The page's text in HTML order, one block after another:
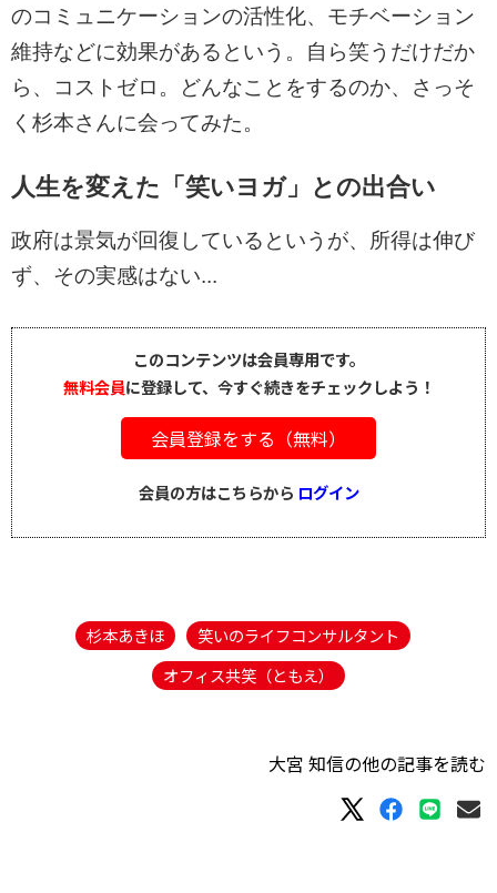
のコミュニケーションの活性化、モチベーション
維持などに効果があるという。自ら笑うだけだか
ら、コストゼロ。どんなことをするのか、さっそ
く杉本さんに会ってみた。
人生を変えた「笑いヨガ」との出合い
政府は景気が回復しているというが、所得は伸び
ず、その実感はない...
このコンテンツは会員専用です。
無料会員に登録して、今すぐ続きをチェックしよう！
会員登録をする（無料）
会員の方はこちらから ログイン
杉本あきほ
笑いのライフコンサルタント
オフィス共笑（ともえ）
大宮 知信の他の記事を読む